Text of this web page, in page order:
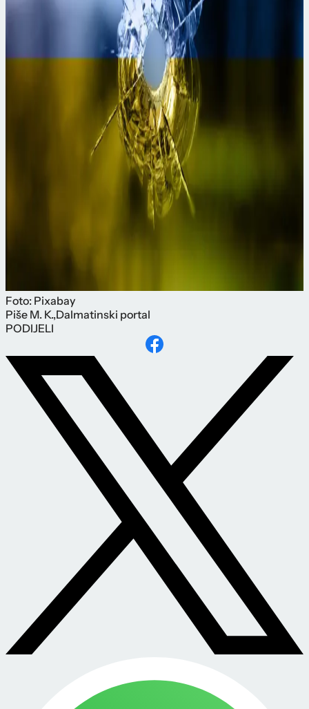
Foto: Pixabay
Piše M. K.,Dalmatinski portal
PODIJELI